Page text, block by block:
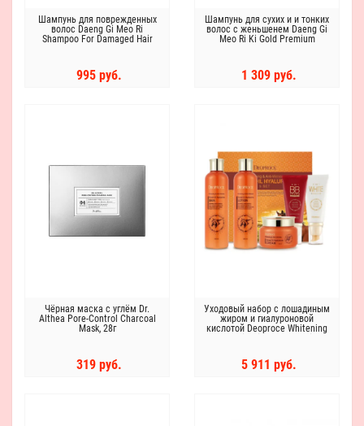
Шампунь для поврежденных
волос Daeng Gi Meo Ri
Shampoo For Damaged Hair
995 руб.
Шампунь для сухих и и тонких
волос с женьшенем Daeng Gi
Meo Ri Ki Gold Premium
1 309 руб.
Чёрная маска с углём Dr.
Althea Pore-Control Charcoal
Mask, 28г
319 руб.
Уходовый набор с лошадиным
жиром и гиалуроновой
кислотой Deoproce Whitening
5 911 руб.